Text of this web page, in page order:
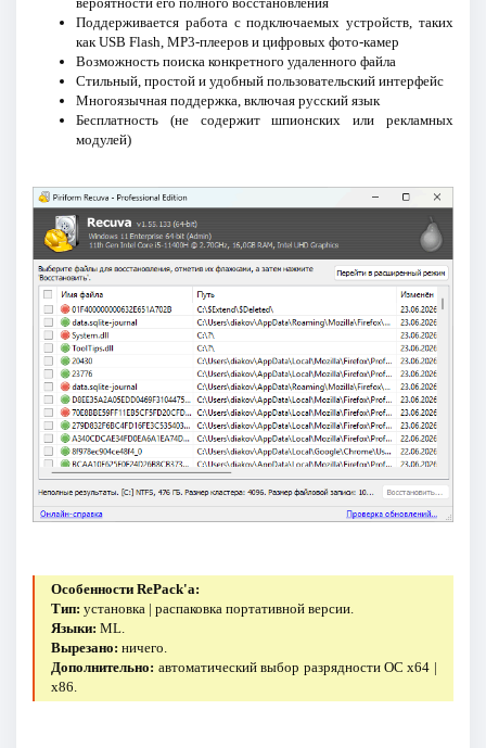
Поддерживается работа с подключаемых устройств, таких
как USB Flash, MP3-плееров и цифровых фото-камер
Возможность поиска конкретного удаленного файла
Стильный, простой и удобный пользовательский интерфейс
Многоязычная поддержка, включая русский язык
Бесплатность (не содержит шпионских или рекламных
модулей)
Особенности RePack'a:
Тип: установка | распаковка портативной версии.
Языки: ML.
Вырезано: ничего.
Дополнительно: автоматический выбор разрядности ОС х64 |
х86.